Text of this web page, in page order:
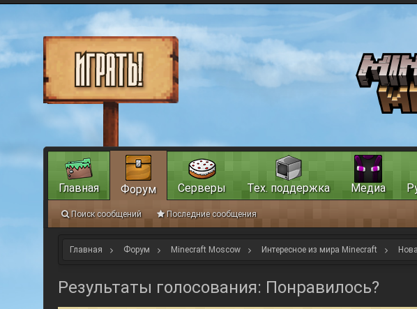
Главная Форум Minecraft Moscow Интересное из мира Minecraft
Результаты голосования: Понравилось?
Главная Форум
Поиск сообщений Последние сообщения
Серверы Тех. поддержка Медиа